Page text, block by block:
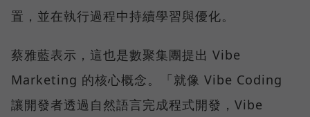
置，並在執行過程中持續學習與優化。
蔡雅藍表示，這也是數聚集團提出 Vibe
Marketing 的核心概念。「就像 Vibe Coding
讓開發者透過自然語言完成程式開發，Vibe